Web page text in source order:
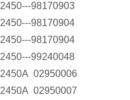
2450---98170903
2450---98170904
2450---98170904
2450---99240048
2450A 02950006
2450A 02950007